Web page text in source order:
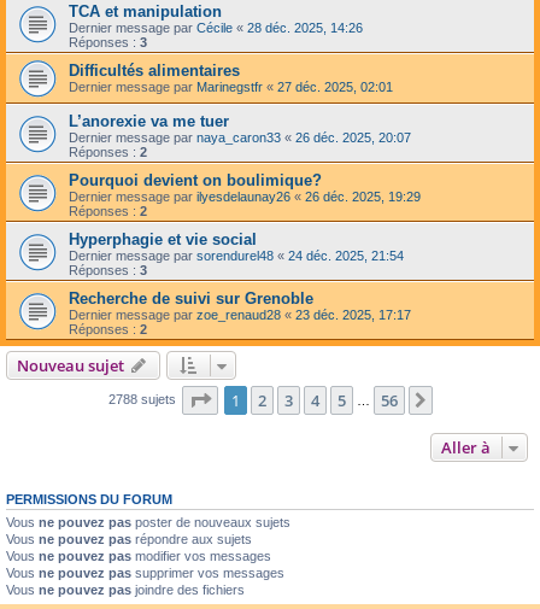
TCA et manipulation
Dernier message par Cécile « 28 déc. 2025, 14:26
Réponses : 3
Difficultés alimentaires
Dernier message par Marinegstfr « 27 déc. 2025, 02:01
L’anorexie va me tuer
Dernier message par naya_caron33 « 26 déc. 2025, 20:07
Réponses : 2
Pourquoi devient on boulimique?
Dernier message par ilyesdelaunay26 « 26 déc. 2025, 19:29
Réponses : 2
Hyperphagie et vie social
Dernier message par sorendurel48 « 24 déc. 2025, 21:54
Réponses : 3
Recherche de suivi sur Grenoble
Dernier message par zoe_renaud28 « 23 déc. 2025, 17:17
Réponses : 2
Nouveau sujet
2788 sujets Page 1sur56
1 2 3 4 5 56
Aller à
PERMISSIONS DU FORUM
Vous ne pouvez pas poster de nouveaux sujets
Vous ne pouvez pas répondre aux sujets
Vous ne pouvez pas modifier vos messages
Vous ne pouvez pas supprimer vos messages
Vous ne pouvez pas joindre des fichiers